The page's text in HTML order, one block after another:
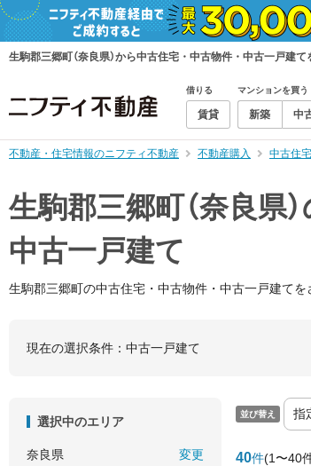
生駒郡三郷町（奈良県）から中古住宅・中古物件・中古一戸建
借りる
賃貸
マンションを買う
新築 中
不動産・住宅情報のニフティ不動産 不動産購入 中古住
生駒郡三郷町（奈良県
中古一戸建て
生駒郡三郷町の中古住宅・中古物件・中古一戸建て
現在の選択条件： 中古一戸建て
選択中のエリア
奈良県 変更
並び替え
40件(1〜40